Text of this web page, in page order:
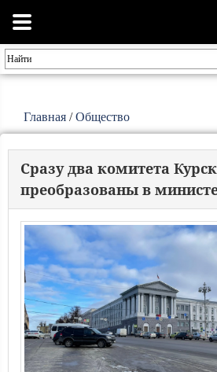
Главная /Общество
Сразу два комитета
преобразованы в